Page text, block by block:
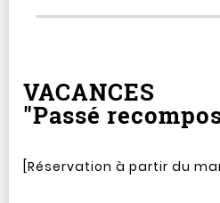
VACANCES
"Passé
[Réservation à partir du